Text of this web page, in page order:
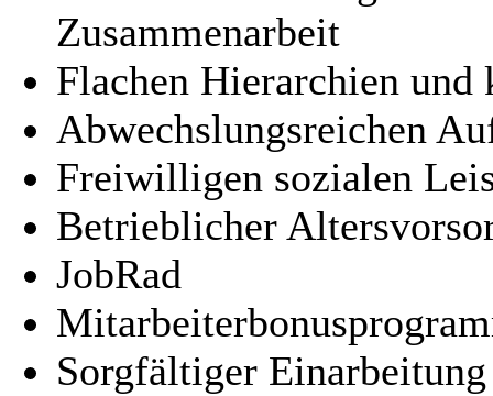
Zusammenarbeit
Flachen Hierarchien und
Abwechslungsreichen
Freiwilligen sozialen
Betrieblicher
JobRad
Sorgfältiger